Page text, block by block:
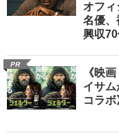
オフ
名優、
興収70
PR
《映
イサム
コラボ